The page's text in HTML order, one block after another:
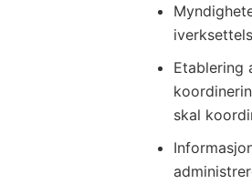
Etablering
skal